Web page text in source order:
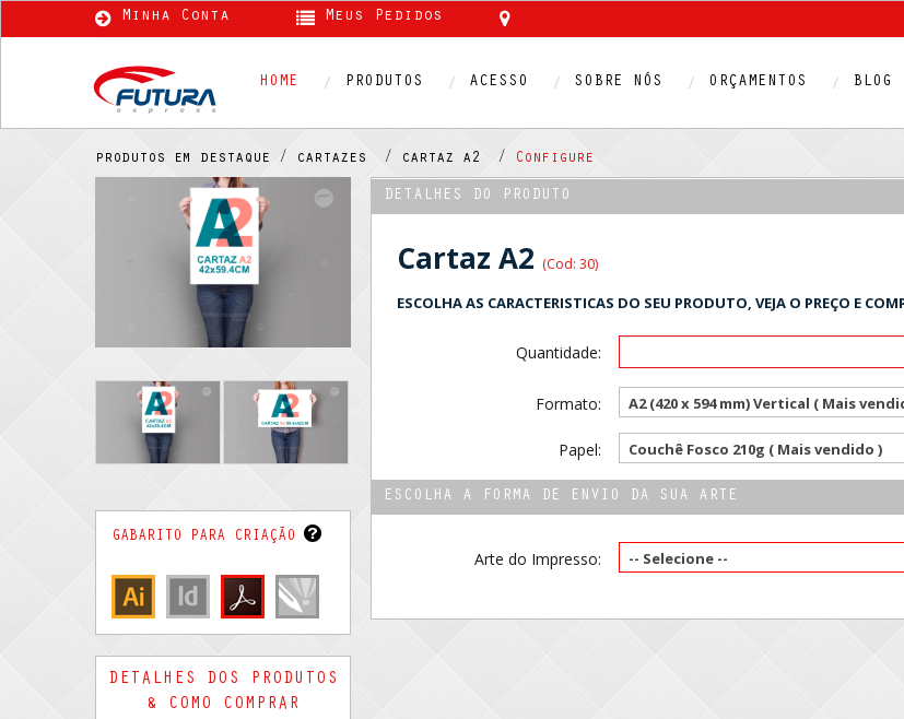
Minha Conta Meus Pedidos
HOME PRODUTOS ACESSO SOBRE NÓS ORÇAMENTOS BLOG
produtos em destaque / cartazes / cartaz a2 / Configure
GABARITO PARA CRIAÇÃO
DETALHES DOS PRODUTOS
& COMO COMPRAR
DETALHES DO PRODUTO
Cartaz A2 (Cod: 30)
ESCOLHA AS CARACTERISTICAS DO SEU PRODUTO, VEJA O PREÇO E
Quantidade:
Formato: A2 (420 x 594 mm) Vertical ( Mais
Papel: Couchê Fosco 210g ( Mais vendido )
ESCOLHA A FORMA DE ENVIO DA SUA ARTE
Arte do Impresso: -- Selecione --